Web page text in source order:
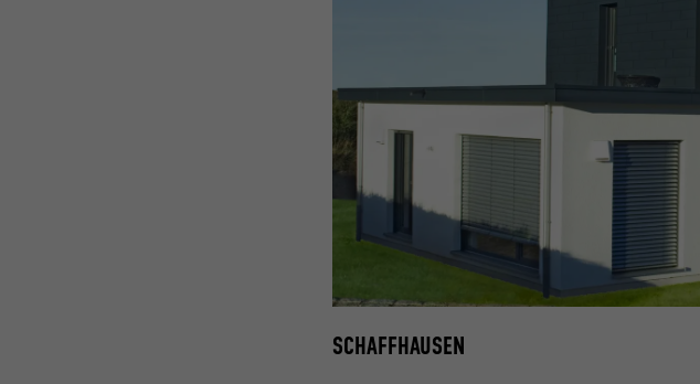
SCHAFFHAUSEN